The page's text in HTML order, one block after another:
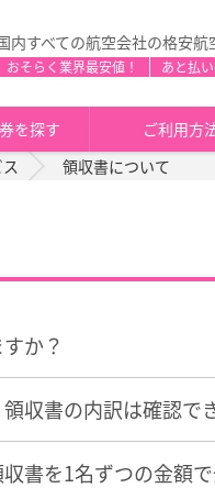
内すべての航空会社の格安
おそらく業界最安値！ あと払
を探す ご利用方
領収書について
か？
収書の内訳は確認で
書を1名ずつの金額